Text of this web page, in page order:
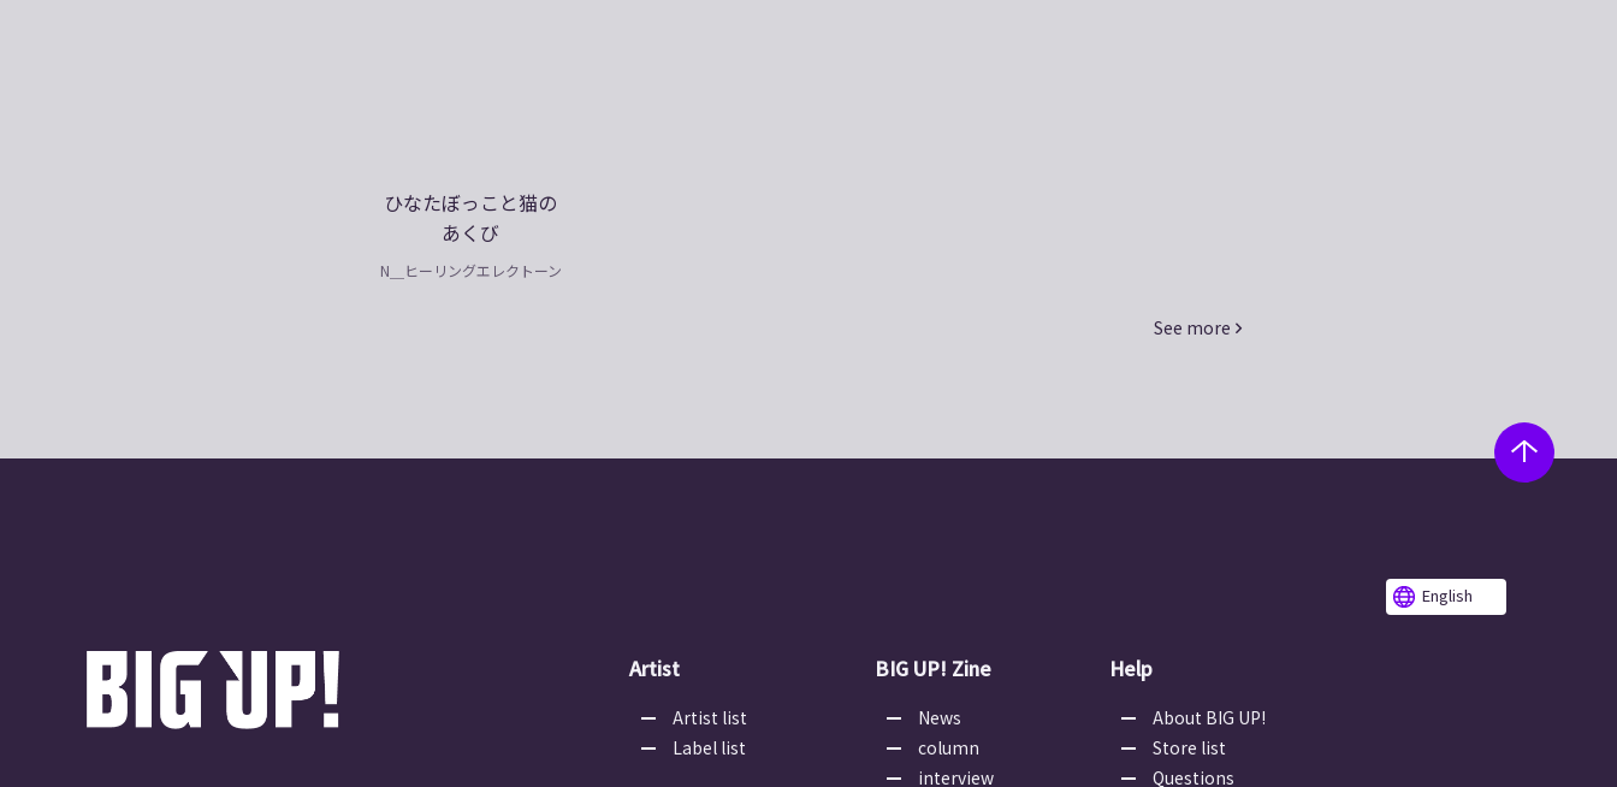
ひなたぼっこと猫の
あくび
N＿ヒーリングエレクトーン
See more
English
Artist
Artist list
Label list
BIG UP! Zine
News
column
interview
Help
About BIG UP!
Store list
Questions